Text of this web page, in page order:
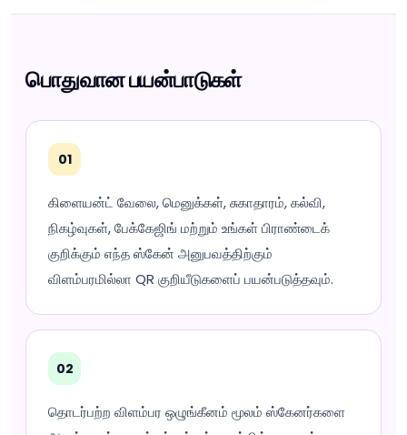
பொதுவான பயன்பாடுகள்
01
கிளையன்ட் வேலை, மெனுக்கள், சுகாதாரம், கல்வி,
நிகழ்வுகள், பேக்கேஜிங் மற்றும் உங்கள் பிராண்டைக்
குறிக்கும் எந்த ஸ்கேன் அனுபவத்திற்கும்
விளம்பரமில்லா QR குறியீடுகளைப் பயன்படுத்தவும்.
02
தொடர்பற்ற விளம்பர ஒழுங்கீனம் மூலம் ஸ்கேனர்களை